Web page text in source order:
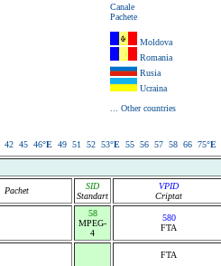
Canale
Pachete
Moldova
Romania
Rusia
Ucraina
... Other countries
42 45 46°E 49 51 52 53°E 55 56 57 58 66 75°E
Pachet
SID
Standart
VPID
Criptat
58
MPEG-
4
580
FTA
FTA